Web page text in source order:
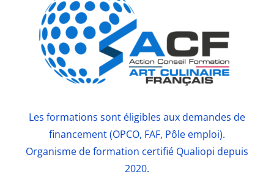
Les formations sont éligibles aux demandes de
financement (OPCO, FAF, Pôle emploi).
Organisme de formation certifié Qualiopi depuis
2020.